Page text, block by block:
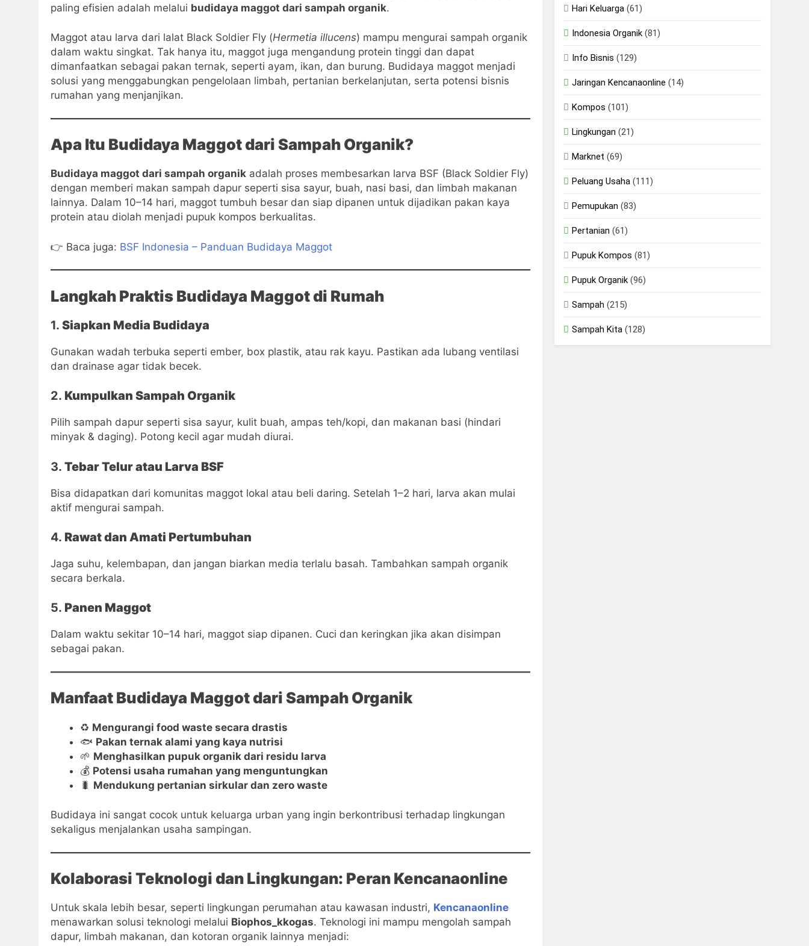
paling efisien adalah melalui budidaya maggot dari sampah organik.
Maggot atau larva dari lalat Black Soldier Fly (Hermetia illucens) mampu mengurai sampah organik
dalam waktu singkat. Tak hanya itu, maggot juga mengandung protein tinggi dan dapat
dimanfaatkan sebagai pakan ternak, seperti ayam, ikan, dan burung. Budidaya maggot menjadi
solusi yang menggabungkan pengelolaan limbah, pertanian berkelanjutan, serta potensi bisnis
rumahan yang menjanjikan.
Apa Itu Budidaya Maggot dari Sampah Organik?
Budidaya maggot dari sampah organik adalah proses membesarkan larva BSF (Black Soldier Fly)
dengan memberi makan sampah dapur seperti sisa sayur, buah, nasi basi, dan limbah makanan
lainnya. Dalam 10–14 hari, maggot tumbuh besar dan siap dipanen untuk dijadikan pakan kaya
protein atau diolah menjadi pupuk kompos berkualitas.
👉 Baca juga: BSF Indonesia – Panduan Budidaya Maggot
Langkah Praktis Budidaya Maggot di Rumah
1. Siapkan Media Budidaya
Gunakan wadah terbuka seperti ember, box plastik, atau rak kayu. Pastikan ada lubang ventilasi
dan drainase agar tidak becek.
2. Kumpulkan Sampah Organik
Pilih sampah dapur seperti sisa sayur, kulit buah, ampas teh/kopi, dan makanan basi (hindari
minyak & daging). Potong kecil agar mudah diurai.
3. Tebar Telur atau Larva BSF
Bisa didapatkan dari komunitas maggot lokal atau beli daring. Setelah 1–2 hari, larva akan mulai
aktif mengurai sampah.
4. Rawat dan Amati Pertumbuhan
Jaga suhu, kelembapan, dan jangan biarkan media terlalu basah. Tambahkan sampah organik
secara berkala.
5. Panen Maggot
Dalam waktu sekitar 10–14 hari, maggot siap dipanen. Cuci dan keringkan jika akan disimpan
sebagai pakan.
Manfaat Budidaya Maggot dari Sampah Organik
♻️ Mengurangi food waste secara drastis
🐟 Pakan ternak alami yang kaya nutrisi
🌱 Menghasilkan pupuk organik dari residu larva
💰 Potensi usaha rumahan yang menguntungkan
🐛 Mendukung pertanian sirkular dan zero waste
Budidaya ini sangat cocok untuk keluarga urban yang ingin berkontribusi terhadap lingkungan
sekaligus menjalankan usaha sampingan.
Kolaborasi Teknologi dan Lingkungan: Peran Kencanaonline
Untuk skala lebih besar, seperti lingkungan perumahan atau kawasan industri, Kencanaonline
menawarkan solusi teknologi melalui Biophos_kkogas. Teknologi ini mampu mengolah sampah
dapur, limbah makanan, dan kotoran organik lainnya menjadi:
Hari Keluarga (61)
Indonesia Organik (81)
Info Bisnis (129)
Jaringan Kencanaonline (14)
Kompos (101)
Lingkungan (21)
Marknet (69)
Peluang Usaha (111)
Pemupukan (83)
Pertanian (61)
Pupuk Kompos (81)
Pupuk Organik (96)
Sampah (215)
Sampah Kita (128)